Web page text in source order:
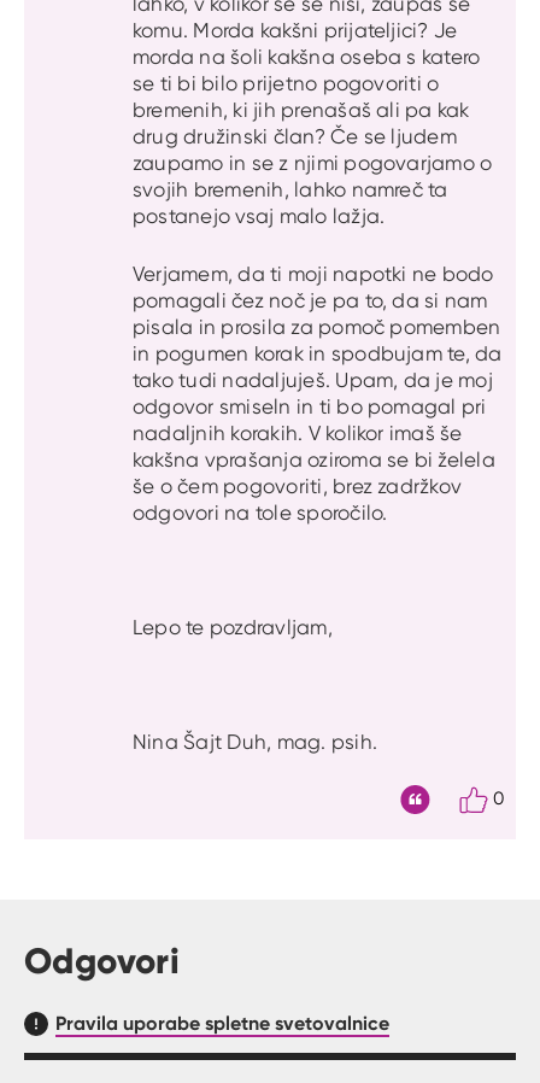
komu. Morda kakšni prijateljici? Je
morda na šoli kakšna oseba s katero
se ti bi bilo prijetno pogovoriti o
bremenih, ki jih prenašaš ali pa kak
drug družinski član? Če se ljudem
zaupamo in se z njimi pogovarjamo o
svojih bremenih, lahko namreč ta
postanejo vsaj malo lažja.
Verjamem, da ti moji napotki ne bodo
pomagali čez noč je pa to, da si nam
pisala in prosila za pomoč pomemben
in pogumen korak in spodbujam te, da
tako tudi nadaljuješ. Upam, da je moj
odgovor smiseln in ti bo pomagal pri
nadaljnih korakih. V kolikor imaš še
kakšna vprašanja oziroma se bi želela
še o čem pogovoriti, brez zadržkov
odgovori na tole sporočilo.
Lepo te pozdravljam,
Nina Šajt Duh, mag. psih.
0
Odgovori
Pravila uporabe spletne svetovalnice